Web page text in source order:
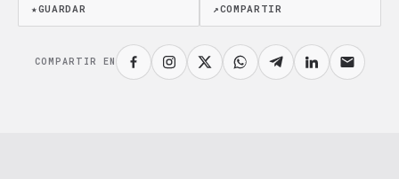
★GUARDAR ↗COMPARTIR
COMPARTIR EN